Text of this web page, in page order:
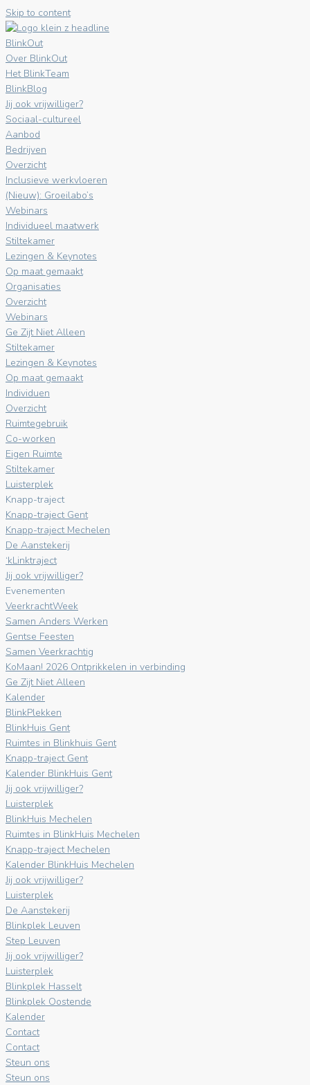
Skip to content
BlinkOut
Over BlinkOut
Het BlinkTeam
BlinkBlog
Jij ook vrijwilliger?
Sociaal-cultureel
Aanbod
Bedrijven
Overzicht
Inclusieve werkvloeren
(Nieuw): Groeilabo’s
Webinars
Individueel maatwerk
Stiltekamer
Lezingen & Keynotes
Op maat gemaakt
Organisaties
Overzicht
Webinars
Ge Zijt Niet Alleen
Stiltekamer
Lezingen & Keynotes
Op maat gemaakt
Individuen
Overzicht
Ruimtegebruik
Co-worken
Eigen Ruimte
Stiltekamer
Luisterplek
Knapp-traject
Knapp-traject Gent
Knapp-traject Mechelen
De Aanstekerij
‘kLinktraject
Jij ook vrijwilliger?
Evenementen
VeerkrachtWeek
Samen Anders Werken
Gentse Feesten
Samen Veerkrachtig
KoMaan! 2026 Ontprikkelen in verbinding
Ge Zijt Niet Alleen
Kalender
BlinkPlekken
BlinkHuis Gent
Ruimtes in Blinkhuis Gent
Knapp-traject Gent
Kalender BlinkHuis Gent
Jij ook vrijwilliger?
Luisterplek
BlinkHuis Mechelen
Ruimtes in BlinkHuis Mechelen
Knapp-traject Mechelen
Kalender BlinkHuis Mechelen
Jij ook vrijwilliger?
Luisterplek
De Aanstekerij
Blinkplek Leuven
Step Leuven
Jij ook vrijwilliger?
Luisterplek
Blinkplek Hasselt
Blinkplek Oostende
Kalender
Contact
Contact
Steun ons
Steun ons